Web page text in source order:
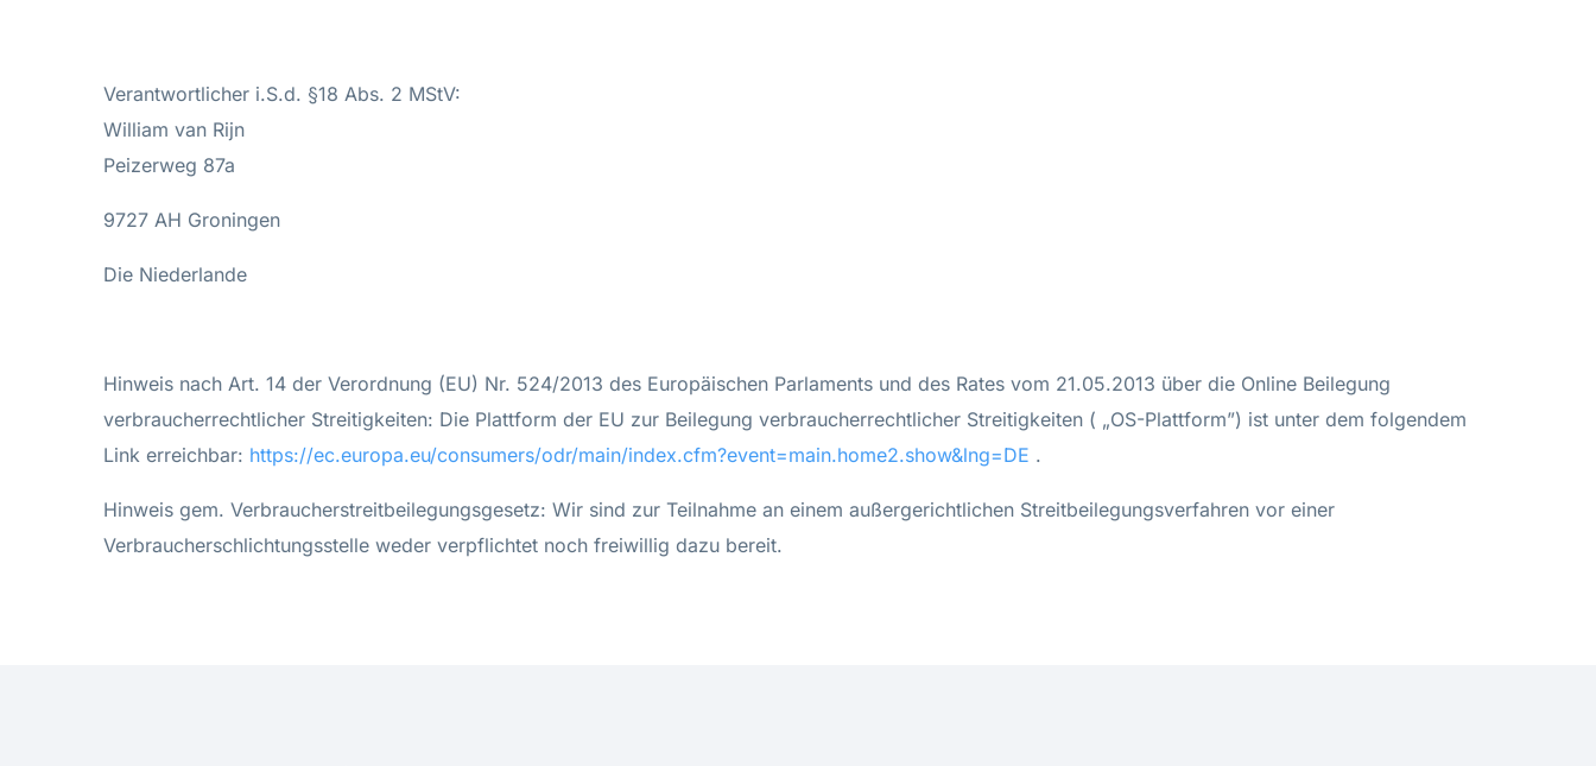
Verantwortlicher i.S.d. §18 Abs. 2 MStV:
William van Rijn
Peizerweg 87a
9727 AH Groningen
Die Niederlande
Hinweis nach Art. 14 der Verordnung (EU) Nr. 524/2013 des Europäischen Parlaments und des Rates vom 21.05.2013 über die Online Beilegung
verbraucherrechtlicher Streitigkeiten: Die Plattform der EU zur Beilegung verbraucherrechtlicher Streitigkeiten ( „OS-Plattform”) ist unter dem folgendem
Link erreichbar: https://ec.europa.eu/consumers/odr/main/index.cfm?event=main.home2.show&lng=DE .
Hinweis gem. Verbraucherstreitbeilegungsgesetz: Wir sind zur Teilnahme an einem außergerichtlichen Streitbeilegungsverfahren vor einer
Verbraucherschlichtungsstelle weder verpflichtet noch freiwillig dazu bereit.